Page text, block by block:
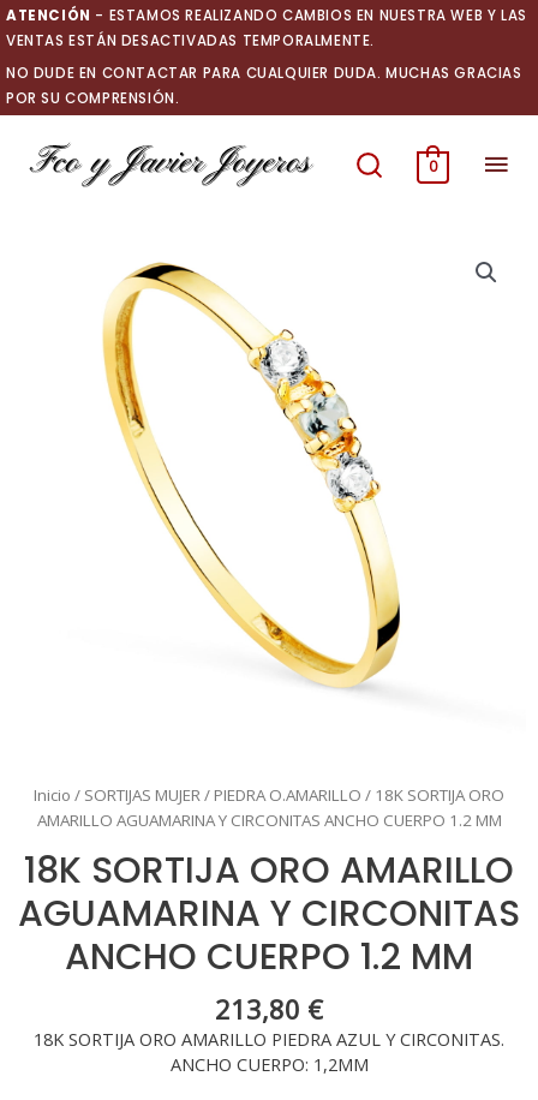
Ir
al
contenido
ATENCIÓN - ESTAMOS REALIZANDO CAMBIOS EN NUESTRA WEB Y LAS
VENTAS ESTÁN DESACTIVADAS TEMPORALMENTE.
NO DUDE EN CONTACTAR PARA CUALQUIER DUDA. MUCHAS GRACIAS
POR SU COMPRENSIÓN.
0
Inicio / SORTIJAS MUJER / PIEDRA O.AMARILLO / 18K SORTIJA ORO
AMARILLO AGUAMARINA Y CIRCONITAS ANCHO CUERPO 1.2 MM
18K SORTIJA ORO AMARILLO
AGUAMARINA Y CIRCONITAS
ANCHO CUERPO 1.2 MM
213,80 €
18K SORTIJA ORO AMARILLO PIEDRA AZUL Y CIRCONITAS.
ANCHO CUERPO: 1,2MM